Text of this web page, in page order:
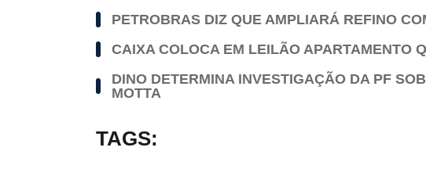
PETROBRAS DIZ QUE AMPLIARÁ REFINO
CAIXA COLOCA EM LEILÃO APARTAMENTO
DINO DETERMINA INVESTIGAÇÃO DA PF
MOTTA
TAGS: